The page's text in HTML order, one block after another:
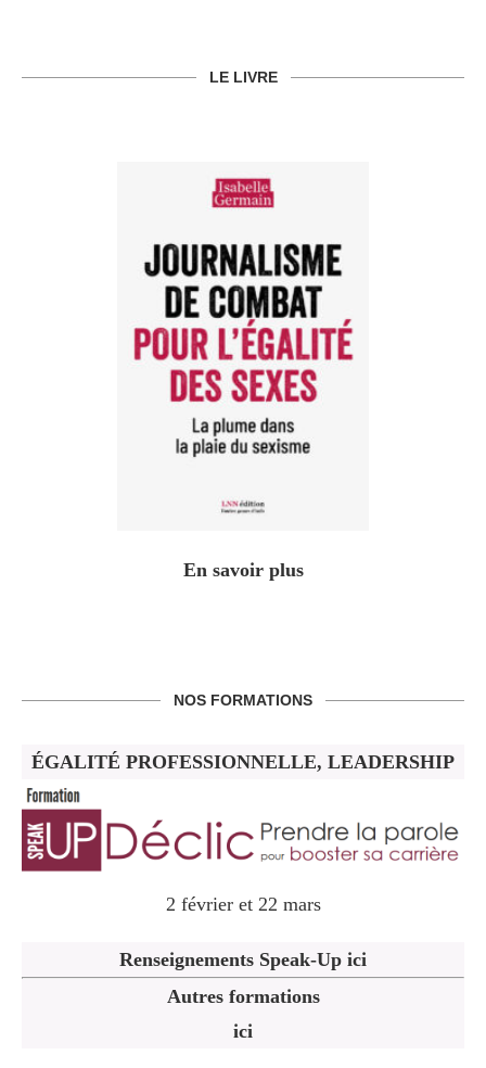
LE LIVRE
En savoir plus
NOS FORMATIONS
ÉGALITÉ PROFESSIONNELLE, LEADERSHIP
2 février et 22 mars
Renseignements Speak-Up ici
Autres formations
ici